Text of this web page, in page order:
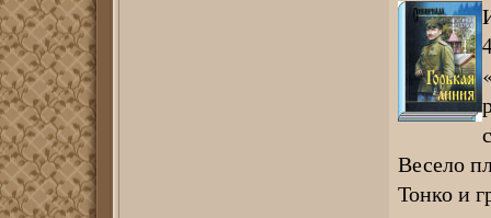
Весело
Тонко и